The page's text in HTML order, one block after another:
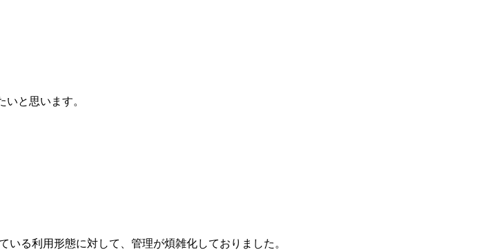
と思います。
いる利用形態に対して、管理が煩雑化しておりました。